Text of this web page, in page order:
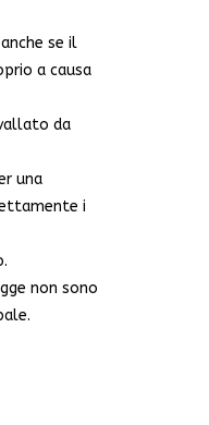
se il
a causa
da
una
i
non sono